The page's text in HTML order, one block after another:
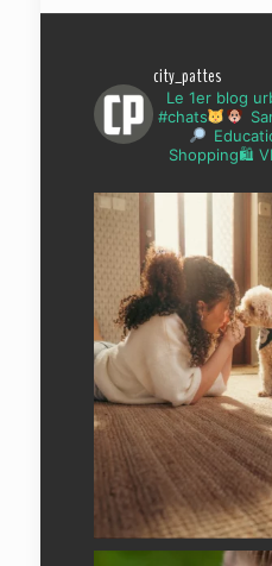
city_pattes
Le 1er blog
#chats
Shopping🛍